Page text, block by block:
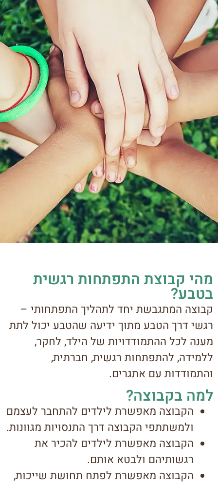
מהי קבוצת התפתחות רגשית
בטבע?
קבוצה המתגבשת יחד לתהליך התפתחותי –
רגשי דרך הטבע מתוך ידיעה שהטבע יכול לתת
מענה לכל ההתמודדויות של הילד, לחקר,
ללמידה, להתפתחות רגשית, חברתית,
והתמודדות עם אתגרים.
למה בקבוצה?
הקבוצה מאפשרת לילדים להתחבר לעצמם
ולמשתתפי הקבוצה דרך התנסויות מגוונות.
הקבוצה מאפשרת לילדים להכיר את
רגשותיהם ולבטא אותם.
הקבוצה מאפשרת לפתח תחושת שייכות,